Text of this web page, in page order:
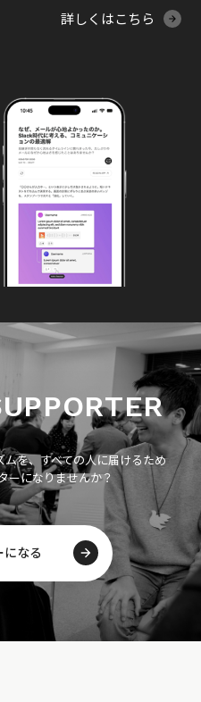
詳しくはこちら
を、すべての人に届けるため
ーになりませんか？
になる